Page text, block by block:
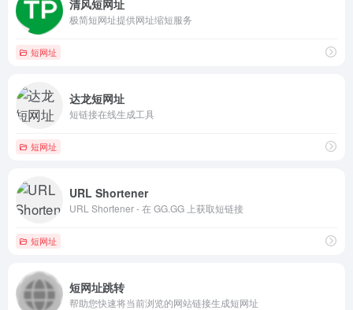
清风短网址
极简短网址提供网址缩短服务
短网址
达龙短网址
短链接在线生成工具
短网址
URL Shortener
URL Shortener - 在 GG.GG 上获取短链接
短网址
短网址跳转
帮助您快速将当前浏览的网站链接生成短网址